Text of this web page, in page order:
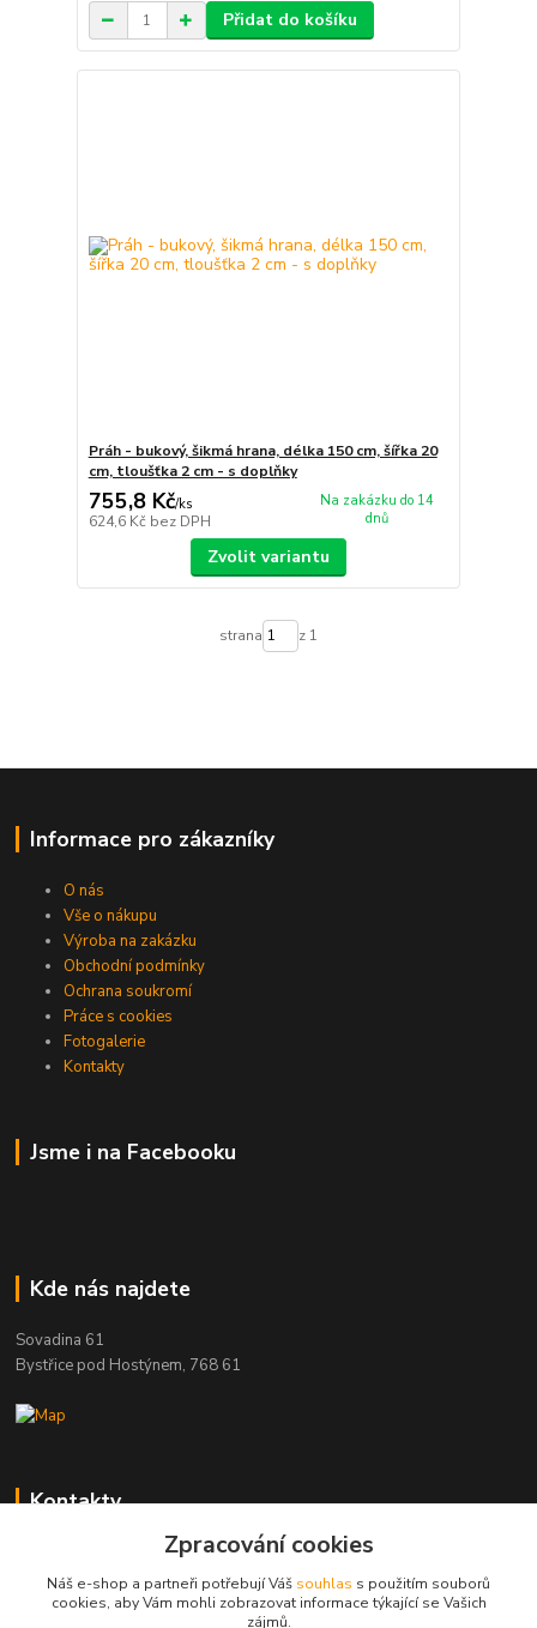
Přidat do košíku
Práh - bukový, šikmá hrana, délka 150 cm, šířka 20
cm, tloušťka 2 cm - s doplňky
755,8 Kč/ks
624,6 Kč bez DPH
Na zakázku do 14
dnů
Zvolit variantu
strana z 1
Informace pro zákazníky
O nás
Vše o nákupu
Výroba na zakázku
Obchodní podmínky
Ochrana soukromí
Práce s cookies
Fotogalerie
Kontakty
Jsme i na Facebooku
Kde nás najdete
Sovadina 61
Bystřice pod Hostýnem, 768 61
Kontakty
DŘEVOPRODUKT BEDNAŘÍK s.r.o.
+420 739 454 600
(Po-Pá, 7-15 hod.)
Zpracování cookies
Náš e-shop a partneři potřebují Váš souhlas s použitím souborů
cookies, aby Vám mohli zobrazovat informace týkající se Vašich
zájmů.